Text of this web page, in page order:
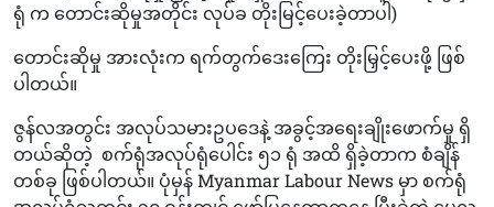
ရုံ က တောင်းဆိုမှုအတိုင်း လုပ်ခ တိုးမြင့်ပေးခဲ့တာပါ)
တောင်းဆိုမှု အားလုံးက ရက်တွက်ဒေးကြေး တိုးမြှင့်ပေးဖို့ ဖြစ်
ပါတယ်။
ဇွန်လအတွင်း အလုပ်သမားဥပဒေနဲ့ အခွင့်အရေးချိုးဖောက်မှု ရှိ
တယ်ဆိုတဲ့ စက်ရုံအလုပ်ရုံပေါင်း ၅၁ ရုံ အထိ ရှိခဲ့တာက စံချိန်
တစ်ခု ဖြစ်ပါတယ်။ ပုံမှန် Myanmar Labour News မှာ စက်ရုံ